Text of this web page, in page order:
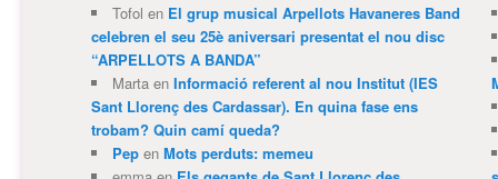
Tofol en El grup musical Arpellots Havaneres Band
celebren el seu 25è aniversari presentat el nou disc
“ARPELLOTS A BANDA”
Martaen Informació referent al nou Institut (IES
Sant Llorenç des Cardassar). En quina fase ens
trobam? Quin camí queda?
Pepen Mots perduts: memeu